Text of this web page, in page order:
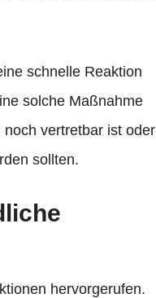
schnelle Reaktion
solche Maßnahme
vertretbar ist oder
sollten.
hervorgerufen.